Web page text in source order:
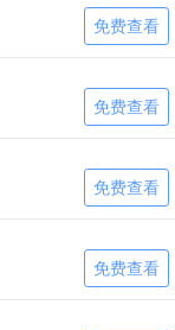
免费查看
免费查看
免费查看
免费查看